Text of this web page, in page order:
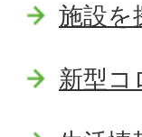
施設を
新型コ